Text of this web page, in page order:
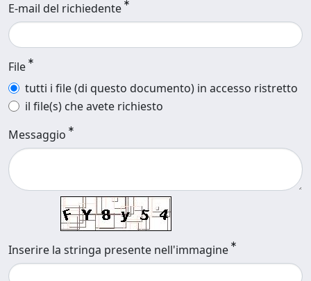
E-mail del richiedente
File
tutti i file (di questo documento) in accesso ristretto
il file(s) che avete richiesto
Messaggio
Inserire la stringa presente nell'immagine